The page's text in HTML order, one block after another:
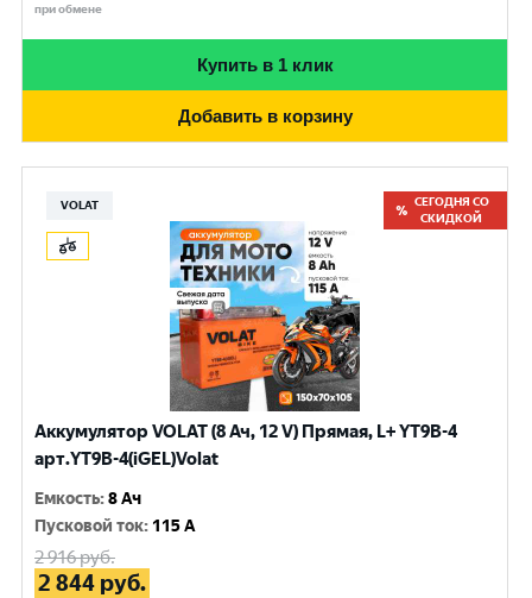
при обмене
Купить в 1 клик
Добавить в корзину
VOLAT
СЕГОДНЯ СО
СКИДКОЙ
Аккумулятор VOLAT (8 Ач, 12 V) Прямая, L+ YT9B-4
арт.YT9B-4(iGEL)Volat
Емкость:8 Ач
Пусковой ток: 115 A
2 916руб.
2 844 руб.